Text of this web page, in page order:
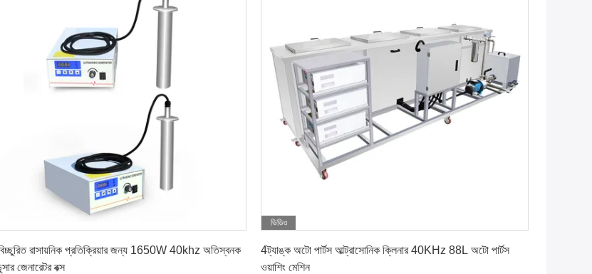
রাসায়নিক প্রতিক্রিয়ার জন্য 1650W 40khz অতিস্বনক
জেনারেটর বক্স
ভিডিও
4ট্যাঙ্ক অটো পার্টস আল্ট্রাসোনিক ক্লিনার 40KHz 88L অটো পার্টস
ওয়াশিং মেশিন